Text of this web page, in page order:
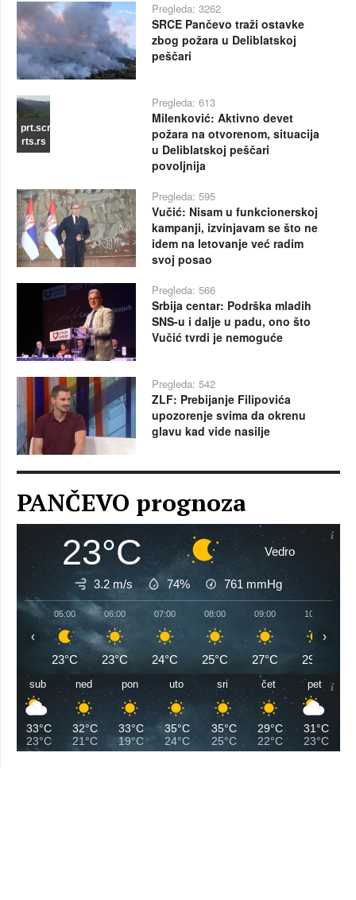
Pregleda: 3262
SRCE Pančevo traži ostavke
zbog požara u Deliblatskoj
peščari
prt.scr
rts.rs
Pregleda: 613
Milenković: Aktivno devet
požara na otvorenom, situacija
u Deliblatskoj peščari
povoljnija
Pregleda: 595
Vučić: Nisam u funkcionerskoj
kampanji, izvinjavam se što ne
idem na letovanje već radim
svoj posao
Pregleda: 566
Srbija centar: Podrška mladih
SNS-u i dalje u padu, ono što
Vučić tvrdi je nemoguće
Pregleda: 542
ZLF: Prebijanje Filipovića
upozorenje svima da okrenu
glavu kad vide nasilje
PANČEVO prognoza
23°C Vedro
3.2 m/s 74% 761 mmHg
05:00
23°C
06:00
23°C
07:00
24°C
08:00
25°C
09:00
27°C
10:00
29°C
‹ ›
sub
33°C
23°C
ned
32°C
21°C
pon
33°C
19°C
uto
35°C
24°C
sri
35°C
25°C
čet
29°C
22°C
pet
31°C
23°C